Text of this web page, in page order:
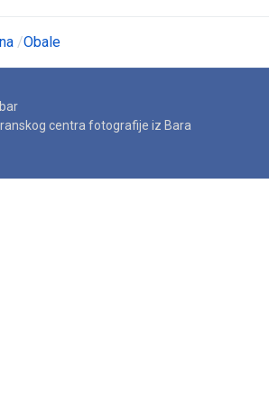
Obale
centra fotografije iz Bara